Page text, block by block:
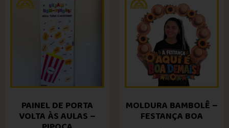
PAINEL DE PORTA
VOLTA ÀS AULAS –
MOLDURA BAMBOLÊ –
FESTANÇA BOA